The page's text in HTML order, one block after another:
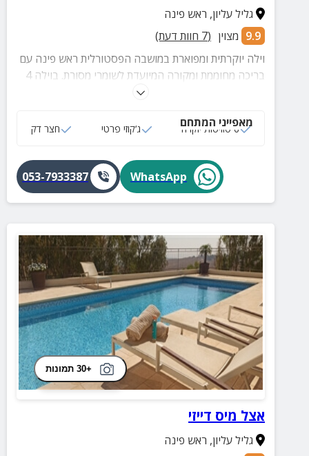
גליל עליון, ראש פינה
9.9 מצוין (
7 חוות דעת)
וילה יוקרתית ומפוארת במושבה הפסטורלית ראש פינה עם
בריכה מחוממת ומקורה המיועדת לשומרי מסורת. בוילה 4
סוויטות מפנקות ומטבח מאובזר לנוחיותכם.
מאפייני המתחם
6 סוויטות יוקרה ג‘קוזי פרטי חצר דק
WhatsApp
053-7933387
+30 תמונות
אצל מיס דייזי
גליל עליון, ראש פינה